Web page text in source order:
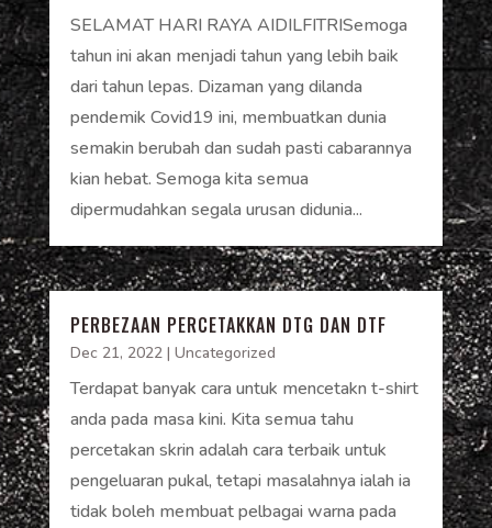
SELAMAT HARI RAYA AIDILFITRISemoga
tahun ini akan menjadi tahun yang lebih baik
dari tahun lepas. Dizaman yang dilanda
pendemik Covid19 ini, membuatkan dunia
semakin berubah dan sudah pasti cabarannya
kian hebat. Semoga kita semua
dipermudahkan segala urusan didunia...
PERBEZAAN PERCETAKKAN DTG DAN DTF
Dec 21, 2022| Uncategorized
Terdapat banyak cara untuk mencetakn t-shirt
anda pada masa kini. Kita semua tahu
percetakan skrin adalah cara terbaik untuk
pengeluaran pukal, tetapi masalahnya ialah ia
tidak boleh membuat pelbagai warna pada